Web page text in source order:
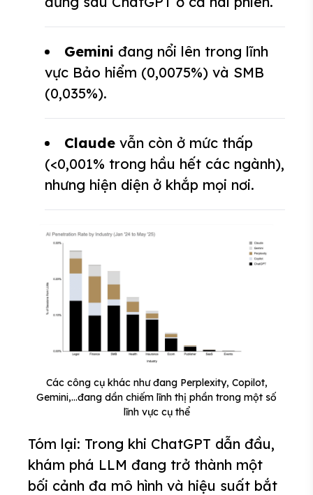
Gemini đang nổi lên trong lĩnh
vực Bảo hiểm (0,0075%) và SMB
(0,035%).
Claude vẫn còn ở mức thấp
(<0,001% trong hầu hết các ngành),
nhưng hiện diện ở khắp mọi nơi.
Các công cụ khác như đang Perplexity, Copilot,
Gemini,…đang dần chiếm lĩnh thị phần trong một số
lĩnh vực cụ thể
Tóm lại: Trong khi ChatGPT dẫn đầu,
khám phá LLM đang trở thành một
bối cảnh đa mô hình và hiệu suất bắt